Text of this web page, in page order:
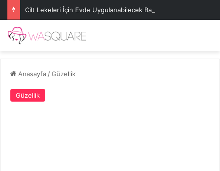
Cilt Lekeleri İçin Evde Uygulanabilecek Basit Maskeler
Anasayfa/Güzellik
Güzellik